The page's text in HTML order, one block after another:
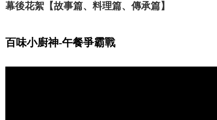
幕後花絮【故事篇、料理篇、傳承篇】
百味小廚神-午餐爭霸戰